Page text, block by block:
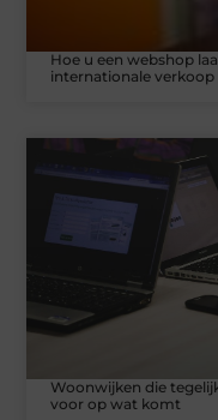
Hoe u een webshop
internationale verkoop
Woonwijken die
voor op wat komt